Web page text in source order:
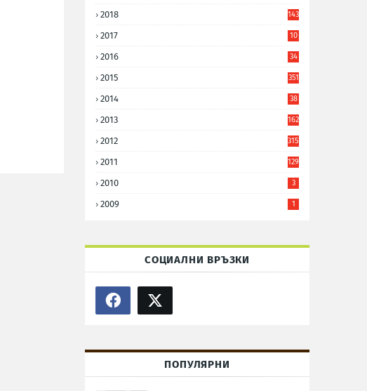
2018 143
2017
10
2016
34
2015 351
2014
38
2013 162
2012 315
2011 129
2010 3
2009 1
СОЦИАЛНИ ВРЪЗКИ
ПОПУЛЯРНИ